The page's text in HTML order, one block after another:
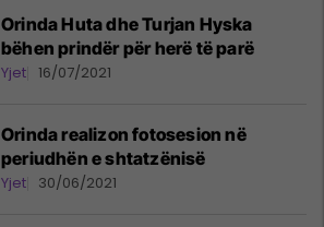
Orinda Huta dhe Turjan Hyska
bëhen prindër për herë të parë
Yjet 16/07/2021
Orinda realizon fotosesion në
periudhën e shtatzënisë
Yjet 30/06/2021